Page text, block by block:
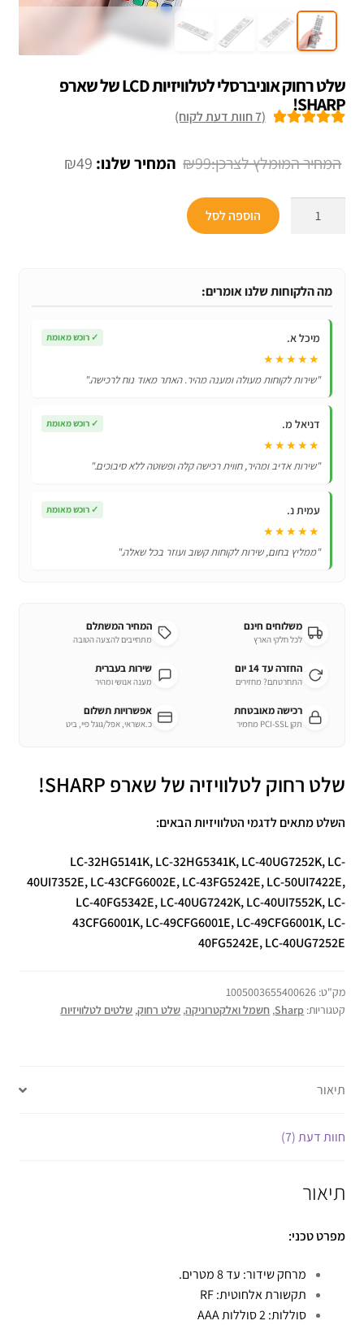
שלט רחוק אוניברסלי לטלוויזיות LCD של שארפ
SHARP!
לקוחות
(
7חוות דעת לקוח)
₪99
המחיר
₪49 המחיר
אוניברסלי
LCD
SHARP!
הוספה לסל
מה הלקוחות שלנו אומרים:
מיכל א. ✓ רוכש מאומת
★★★★★
"שירות לקוחות מעולה ומענה מהיר. האתר מאוד נוח לרכישה."
דניאל מ. ✓ רוכש מאומת
★★★★★
"שירות אדיב ומהיר, חווית רכישה קלה ופשוטה ללא סיבוכים."
עמית נ. ✓ רוכש מאומת
★★★★★
"ממליץ בחום, שירות לקוחות קשוב ועוזר בכל שאלה."
משלוחים חינם
לכל חלקי הארץ
המחיר המשתלם
מתחייבים להצעה הטובה
החזרה עד 14 יום
התחרטתם? מחזירים
שירות בעברית
מענה אנושי ומהיר
רכישה מאובטחת
תקן PCI-SSL מחמיר
אפשרויות תשלום
כ.אשראי, אפל/גוגל פיי, ביט
שלט רחוק לטלוויזיה של שארפ SHARP!
השלט מתאים לדגמי הטלוויזיות הבאים:
LC-32HG5141K, LC-32HG5341K, LC-40UG7252K, LC-
40UI7352E, LC-43CFG6002E, LC-43FG5242E, LC-50UI7422E,
LC-40FG5342E, LC-40UG7242K, LC-40UI7552K, LC-
43CFG6001K, LC-49CFG6001E, LC-49CFG6001K, LC-
40FG5242E, LC-40UG7252E
מק"ט: 1005003655400626
קטגוריות: Sharp
, חשמל ואלקטרוניקה, שלט רחוק, שלטים לטלוויזיות
תיאור
חוות דעת (7)
תיאור
מפרט טכני:
מרחק שידור: עד 8 מטרים.
תקשורת אלחוטית: RF
סוללות: 2 סוללות AAA